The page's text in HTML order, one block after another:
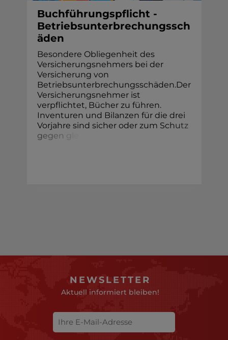
Buchführungspflicht -
Betriebsunterbrechungssch
äden
Besondere Obliegenheit des
Versicherungsnehmers bei der
Versicherung von
Betriebsunterbrechungsschäden.Der
Versicherungsnehmer ist
verpflichtet, Bücher zu führen.
Inventuren und Bilanzen für die drei
Vorjahre sind sicher oder zum Schutz
gegen g
NEWSLETTER
Aktuell informiert bleiben!